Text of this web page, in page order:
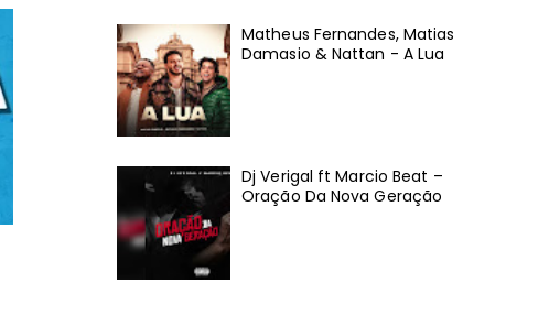
Matheus Fernandes, Matias
Damasio & Nattan - A Lua
Dj Verigal ft Marcio Beat –
Oração Da Nova Geração